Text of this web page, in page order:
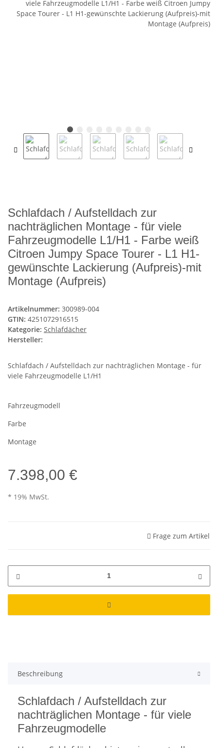
Schlafdach / Aufstelldach zur
nachträglichen Montage - für viele
Fahrzeugmodelle L1/H1 - Farbe weiß
Citroen Jumpy Space Tourer - L1 H1-
gewünschte Lackierung (Aufpreis)-mit
Montage (Aufpreis)
Artikelnummer: 300989-004
GTIN: 4251072916515
Kategorie: Schlafdächer
Hersteller:
Schlafdach / Aufstelldach zur nachträglichen Montage - für
viele Fahrzeugmodelle L1/H1
Fahrzeugmodell
Farbe
Montage
7.398,00 €
* 19% MwSt.
Frage zum Artikel
Beschreibung
Schlafdach / Aufstelldach zur
nachträglichen Montage - für viele
Fahrzeugmodelle